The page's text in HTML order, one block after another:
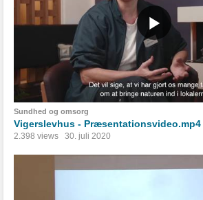
Sundhed og omsorg
Vigerslevhus - Præsentationsvideo.mp4
2.398 views 30. juli 2020